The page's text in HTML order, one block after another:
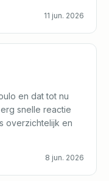
11 jun. 2026
en dat tot nu
snelle reactie
overzichtelijk en
8 jun. 2026